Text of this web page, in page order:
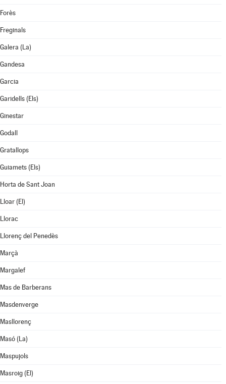
Forès
Freginals
Galera (La)
Gandesa
Garcia
Garidells (Els)
Ginestar
Godall
Gratallops
Guiamets (Els)
Horta de Sant Joan
Lloar (El)
Llorac
Llorenç del Penedès
Marçà
Margalef
Mas de Barberans
Masdenverge
Masllorenç
Masó (La)
Maspujols
Masroig (El)